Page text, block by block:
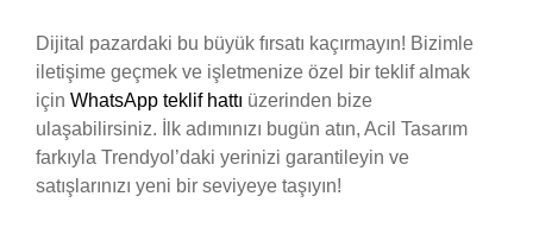
Dijital pazardaki bu büyük fırsatı kaçırmayın! Bizimle
iletişime geçmek ve işletmenize özel bir teklif almak
için WhatsApp teklif hattı üzerinden bize
ulaşabilirsiniz. İlk adımınızı bugün atın, Acil Tasarım
farkıyla Trendyol’daki yerinizi garantileyin ve
satışlarınızı yeni bir seviyeye taşıyın!